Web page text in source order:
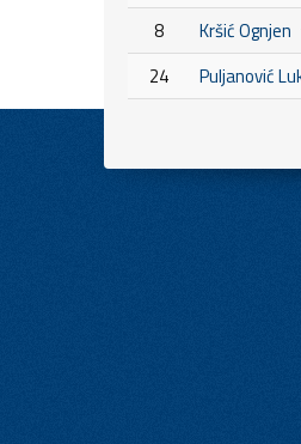
8 Kršić Ognjen
24 Puljanović